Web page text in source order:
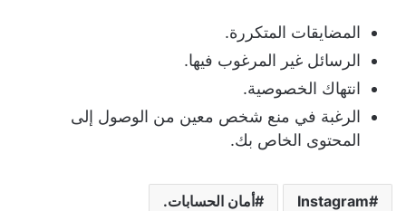
المضايقات المتكررة.
الرسائل غير المرغوب فيها.
انتهاك الخصوصية.
الرغبة في منع شخص معين من الوصول إلى
المحتوى الخاص بك.
Instagram أمان الحسابات.